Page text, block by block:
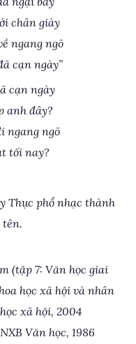
chân giày
ngang ngõ
cạn ngày”
cạn ngày
anh đây?
ngang ngõ
tối nay?
Thục phổ nhạc thành
tên.
(tập 7: Văn học giai
học xã hội và nhân
xã hội, 2004
Văn học, 1986